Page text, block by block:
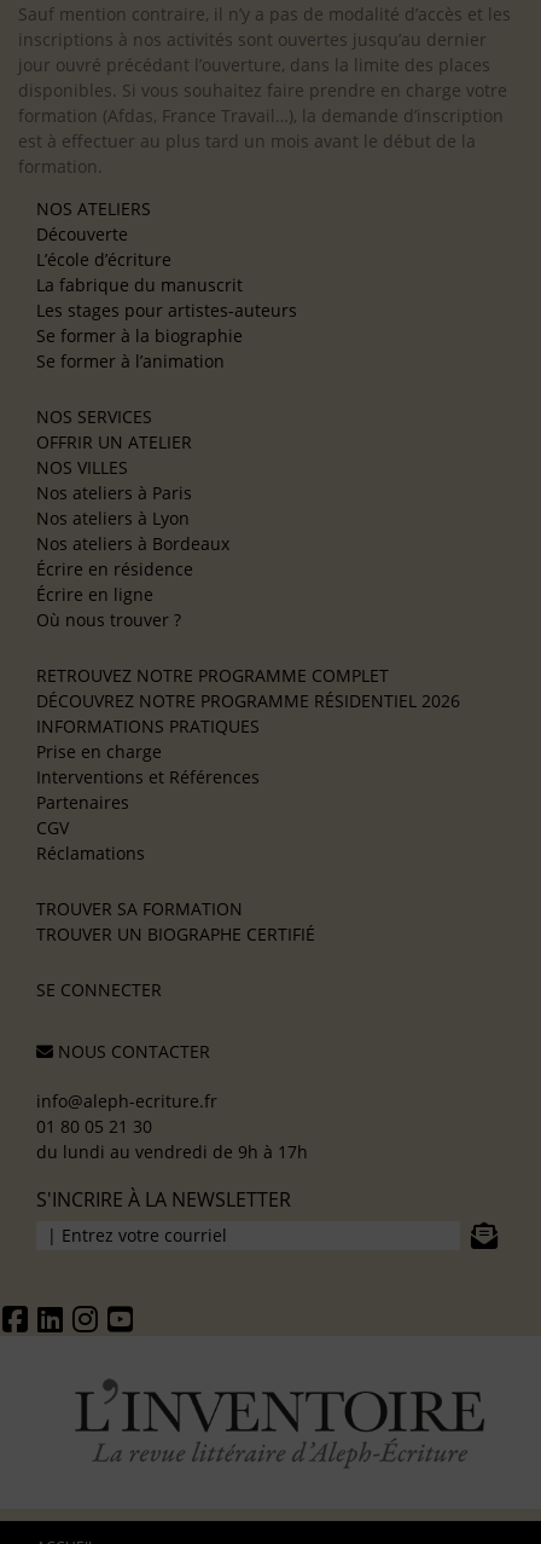
Sauf mention contraire, il n’y a pas de modalité d’accès et les
inscriptions à nos activités sont ouvertes jusqu’au dernier
jour ouvré précédant l’ouverture, dans la limite des places
disponibles. Si vous souhaitez faire prendre en charge votre
formation (Afdas, France Travail…), la demande d’inscription
est à effectuer au plus tard un mois avant le début de la
formation.
NOS ATELIERS
Découverte
L’école d’écriture
La fabrique du manuscrit
Les stages pour artistes-auteurs
Se former à la biographie
Se former à l’animation
NOS SERVICES
OFFRIR UN ATELIER
NOS VILLES
Nos ateliers à Paris
Nos ateliers à Lyon
Nos ateliers à Bordeaux
Écrire en résidence
Écrire en ligne
Où nous trouver ?
RETROUVEZ NOTRE PROGRAMME COMPLET
DÉCOUVREZ NOTRE PROGRAMME RÉSIDENTIEL 2026
INFORMATIONS PRATIQUES
Prise en charge
Interventions et Références
Partenaires
CGV
Réclamations
TROUVER SA FORMATION
TROUVER UN BIOGRAPHE CERTIFIÉ
SE CONNECTER
NOUS CONTACTER
info@aleph-ecriture.fr
01 80 05 21 30
du lundi au vendredi de 9h à 17h
S'INCRIRE À LA NEWSLETTER